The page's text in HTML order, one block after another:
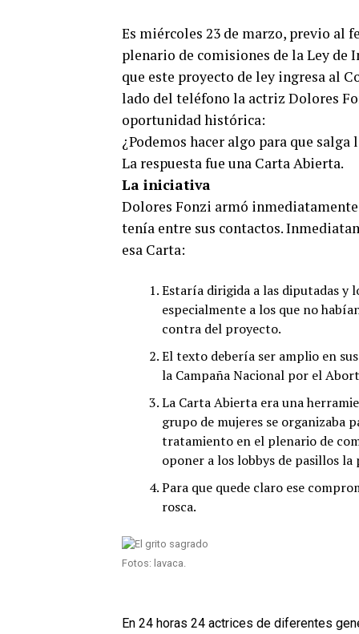
Es miércoles 23 de marzo, previo al
plenario de comisiones de la Ley de
que este proyecto de ley ingresa al
lado del teléfono la actriz Dolores
oportunidad histórica:
¿Podemos hacer algo para que salga
La respuesta fue una Carta Abierta.
La iniciativa
Dolores Fonzi armó
tenía entre sus contactos.
esa Carta:
Estaría dirigida a las diputadas y
especialmente a los que no
contra del proyecto.
El texto debería ser amplio en
la Campaña Nacional por el
La Carta Abierta era una
grupo de mujeres se organizaba
tratamiento en el plenario de
oponer a los lobbys de pasillos
Para que quede claro ese
rosca.
Fotos: lavaca.
En 24 horas 24 actrices de diferentes